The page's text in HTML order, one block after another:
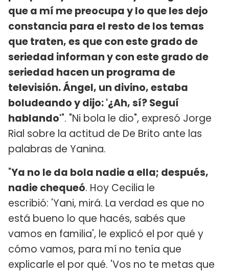
que a mí me preocupa y lo que les dejo
constancia para el resto de los temas
que traten, es que con este grado de
seriedad informan y con este grado de
seriedad hacen un programa de
televisión. Ángel, un divino, estaba
boludeando y dijo: '¿Ah, sí? Seguí
hablando'". "Ni bola le dio", expresó Jorge
Rial sobre la actitud de De Brito ante las
palabras de Yanina.
"Ya no le da bola nadie a ella; después,
nadie chequeó. Hoy Cecilia le
escribió: 'Yani, mirá. La verdad es que no
está bueno lo que hacés, sabés que
vamos en familia', le explicó el por qué y
cómo vamos, para mí no tenía que
explicarle el por qué. 'Vos no te metas que